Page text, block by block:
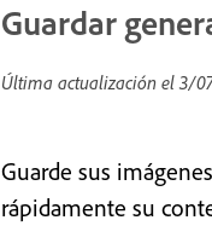
Guardar
Última actualización el 3/
Guarde sus
rápidamente su